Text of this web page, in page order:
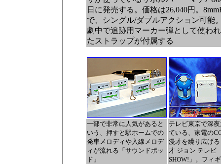
日に発売する。価格は26,040円。
で、シングル/ダブルアクション可能
劇中で追跡用マーカー弾として使わ
たストラップが付属する
一部で非常に人気があると
いう、押すと駅ホームでの
発車メロディや入線メロデ
ィが流れる「サウンドポッ
ド」
テレビ東京で深
ている、家電の
漫才を繰り広げ
才 ジョン テレビ
SHOW!」。フィ